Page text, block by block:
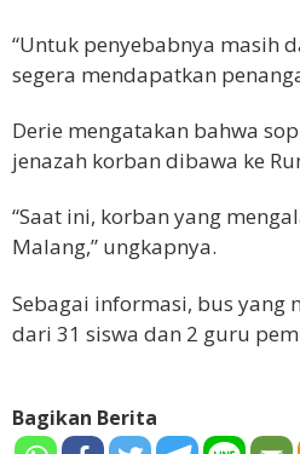
“Untuk penyebabnya masih
segera mendapatkan
Derie mengatakan bahwa
jenazah korban dibawa ke
“Saat ini, korban yang
Malang,” ungkapnya.
Sebagai informasi, bus yang
dari 31 siswa dan 2 guru
Bagikan Berita